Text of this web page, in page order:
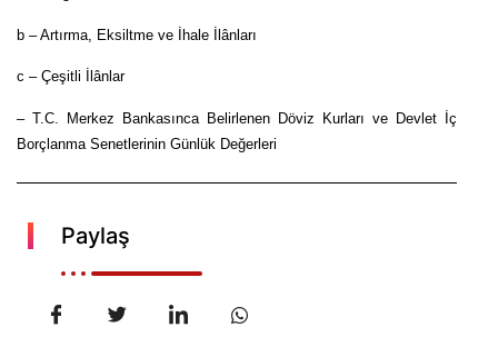
b – Artırma, Eksiltme ve İhale İlânları
c – Çeşitli İlânlar
– T.C. Merkez Bankasınca Belirlenen Döviz Kurları ve Devlet İç
Borçlanma Senetlerinin Günlük Değerleri
Paylaş